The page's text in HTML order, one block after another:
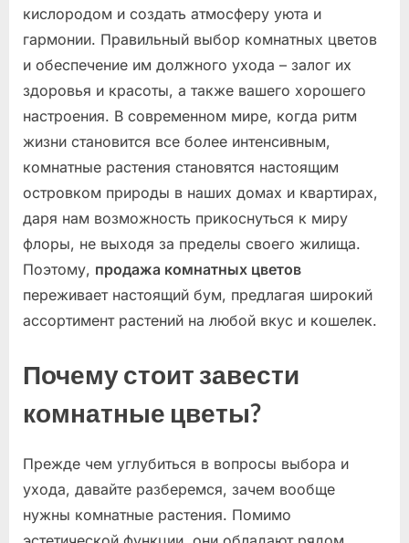
кислородом и создать атмосферу уюта и
гармонии. Правильный выбор комнатных цветов
и обеспечение им должного ухода – залог их
здоровья и красоты, а также вашего хорошего
настроения. В современном мире, когда ритм
жизни становится все более интенсивным,
комнатные растения становятся настоящим
островком природы в наших домах и квартирах,
даря нам возможность прикоснуться к миру
флоры, не выходя за пределы своего жилища.
Поэтому, продажа комнатных цветов
переживает настоящий бум, предлагая широкий
ассортимент растений на любой вкус и кошелек.
Почему стоит завести
комнатные цветы?
Прежде чем углубиться в вопросы выбора и
ухода, давайте разберемся, зачем вообще
нужны комнатные растения. Помимо